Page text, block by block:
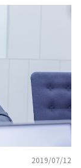
2019/07/12